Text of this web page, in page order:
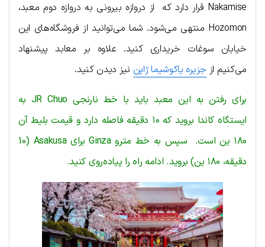
Nakamise قرار دارد که از دروازه بیرونی به دروازه دوم معبد،
Hozomon منتهی می‌شود. شما می‌توانید از فروشگاه‌های این
خیابان سوغات خریداری کنید. علاوه بر معابد پیشنهاد
می‌کنیم از جزیره یاکوشیما ژاپن نیز دیدن کنید.
برای رفتن به این معبد باید با خط نارنجی JR Chuo به
ایستگاه کاندا بروید که ۱۰ دقیقه فاصله دارد و قیمت بلیط آن
۱۸۰ ین است. سپس به خط مترو Ginza برای Asakusa (10
دقیقه، ۱۸۰ ین) بروید. ادامه راه را پیاده‌روی کنید.